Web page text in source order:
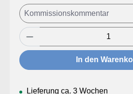
Produkt Anzahl: Gib
In den
Lieferung ca. 3 Wochen